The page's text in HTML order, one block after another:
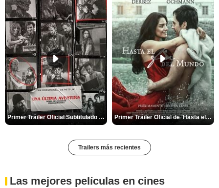
Primer Tráiler Oficial Subtitulado de 'Una última aventura: Detrás de cámaras de Stranger Things 5' Primer Tráiler Oficial de 'Hasta el fin del mundo'
Trailers más recientes
Las mejores películas en cines